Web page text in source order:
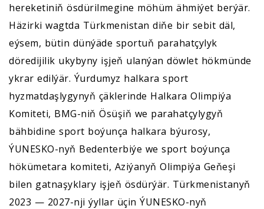
hereketiniň ösdürilmegine möhüm ähmiýet berýär.
Häzirki wagtda Türkmenistan diňe bir sebit däl,
eýsem, bütin dünýäde sportuň parahatçylyk
döredijilik ukybyny işjeň ulanýan döwlet hökmünde
ykrar edilýär. Ýurdumyz halkara sport
hyzmatdaşlygynyň çäklerinde Halkara Olimpiýa
Komiteti, BMG-niň Ösüşiň we parahatçylygyň
bähbidine sport boýunça halkara býurosy,
ÝUNESKO-nyň Bedenterbiýe we sport boýunça
hökümetara komiteti, Aziýanyň Olimpiýa Geňeşi
bilen gatnaşyklary işjeň ösdürýär. Türkmenistanyň
2023 — 2027-nji ýyllar üçin ÝUNESKO-nyň